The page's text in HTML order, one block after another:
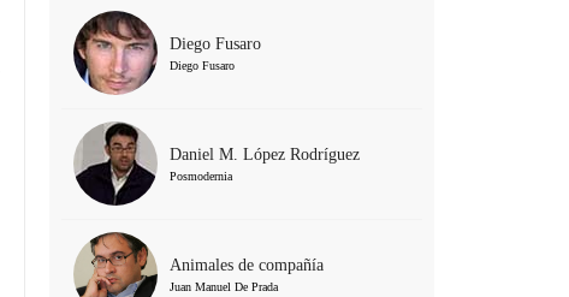
Diego Fusaro
Diego Fusaro
Daniel M. López Rodríguez
Posmodernia
Animales de compañía
Juan Manuel De Prada